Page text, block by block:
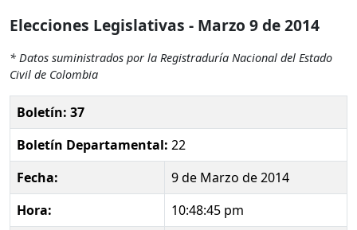
Elecciones Legislativas - Marzo 9 de 2014
* Datos suministrados por la Registraduría Nacional del Estado
Civil de Colombia
Boletín: 37
Boletín Departamental: 22
Fecha:
9 de Marzo de 2014
Hora:
10:48:45 pm